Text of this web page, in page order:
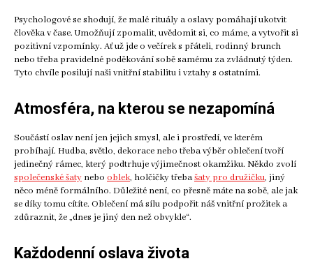
Psychologové se shodují, že malé rituály a oslavy pomáhají ukotvit
člověka v čase. Umožňují zpomalit, uvědomit si, co máme, a vytvořit si
pozitivní vzpomínky. Ať už jde o večírek s přáteli, rodinný brunch
nebo třeba pravidelné poděkování sobě samému za zvládnutý týden.
Tyto chvíle posilují naši vnitřní stabilitu i vztahy s ostatními.
Atmosféra, na kterou se nezapomíná
Součástí oslav není jen jejich smysl, ale i prostředí, ve kterém
probíhají. Hudba, světlo, dekorace nebo třeba výběr oblečení tvoří
jedinečný rámec, který podtrhuje výjimečnost okamžiku. Někdo zvolí
společenské šaty nebo oblek, holčičky třebašaty pro družičku, jiný
něco méně formálního. Důležité není, co přesně máte na sobě, ale jak
se díky tomu cítíte. Oblečení má sílu podpořit náš vnitřní prožitek a
zdůraznit, že „dnes je jiný den než obvykle“.
Každodenní oslava života